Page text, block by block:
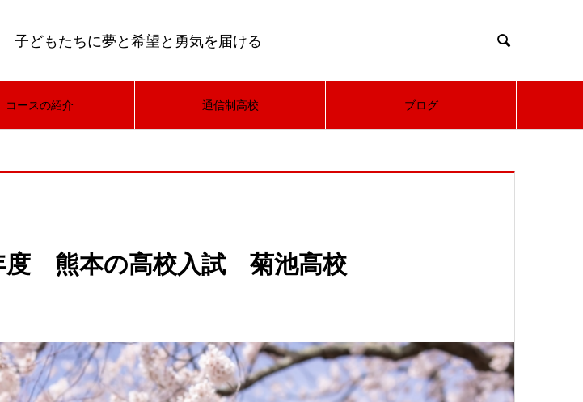
子どもたちに夢と希望と勇気を届ける 
コースの紹介 通信制高校 ブログ
度 熊本の高校入試 菊池高校